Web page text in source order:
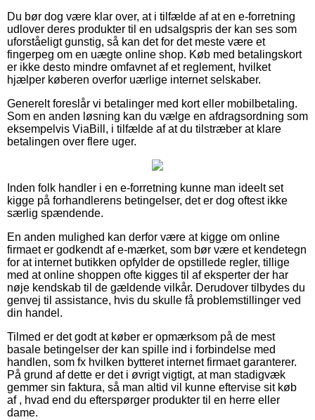
Du bør dog være klar over, at i tilfælde af at en e-forretning
udlover deres produkter til en udsalgspris der kan ses som
uforståeligt gunstig, så kan det for det meste være et
fingerpeg om en uægte online shop. Køb med betalingskort
er ikke desto mindre omfavnet af et reglement, hvilket
hjælper køberen overfor uærlige internet selskaber.
Generelt foreslår vi betalinger med kort eller mobilbetaling.
Som en anden løsning kan du vælge en afdragsordning som
eksempelvis ViaBill, i tilfælde af at du tilstræber at klare
betalingen over flere uger.
Inden folk handler i en e-forretning kunne man ideelt set
kigge på forhandlerens betingelser, det er dog oftest ikke
særlig spændende.
En anden mulighed kan derfor være at kigge om online
firmaet er godkendt af e-mærket, som bør være et kendetegn
for at internet butikken opfylder de opstillede regler, tillige
med at online shoppen ofte kigges til af eksperter der har
nøje kendskab til de gældende vilkår. Derudover tilbydes du
genvej til assistance, hvis du skulle få problemstillinger ved
din handel.
Tilmed er det godt at køber er opmærksom på de mest
basale betingelser der kan spille ind i forbindelse med
handlen, som fx hvilken bytteret internet firmaet garanterer.
På grund af dette er det i øvrigt vigtigt, at man stadigvæk
gemmer sin faktura, så man altid vil kunne eftervise sit køb
af , hvad end du efterspørger produkter til en herre eller
dame.